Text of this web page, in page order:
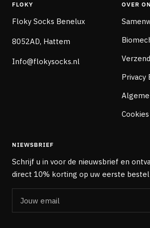
FLOKY
Floky Socks Benelux
8052AD, Hattem
Info@flokysocks.nl
OVER
Privacy
Cookies
NIEWSBRIEF
Schrijf u in voor de nieuwsbrief en
direct 10% korting op uw eerste
Jouw email